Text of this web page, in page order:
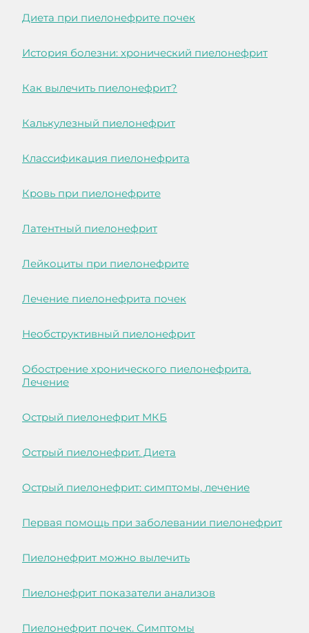
Диета при пиелонефрите почек
История болезни: хронический пиелонефрит
Как вылечить пиелонефрит?
Калькулезный пиелонефрит
Классификация пиелонефрита
Кровь при пиелонефрите
Латентный пиелонефрит
Лейкоциты при пиелонефрите
Лечение пиелонефрита почек
Необструктивный пиелонефрит
Обострение хронического пиелонефрита.
Лечение
Острый пиелонефрит МКБ
Острый пиелонефрит. Диета
Острый пиелонефрит: симптомы, лечение
Первая помощь при заболевании пиелонефрит
Пиелонефрит можно вылечить
Пиелонефрит показатели анализов
Пиелонефрит почек. Симптомы